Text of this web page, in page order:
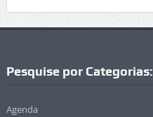
Pesquise por Categorias:
Agenda